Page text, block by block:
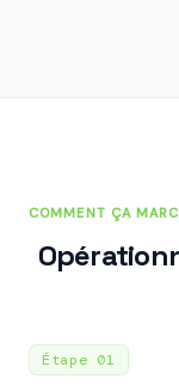
COMMENT ÇA
Étape 01